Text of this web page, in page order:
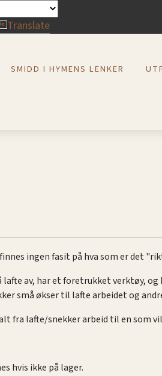
SMIDD I HYMENS LENKER
ingen fasit på hva som er det
lafte av, har et foretrukket verktøy,
små økser til lafte arbeidet og
fra lafte/snekker arbeid til en som
hvis ikke på lager.
Translate